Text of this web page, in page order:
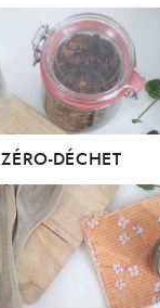
ZÉRO-DÉCHET